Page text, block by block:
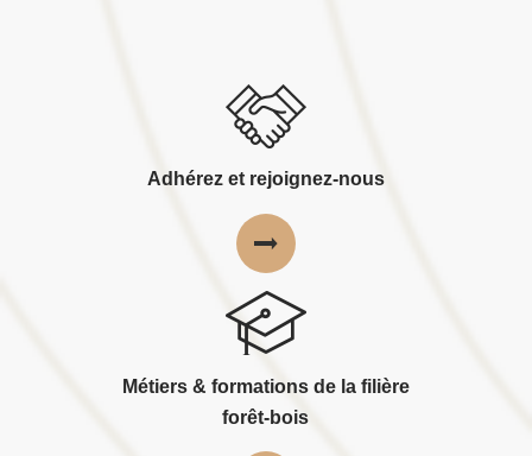
Adhérez et rejoignez-nous
Métiers & formations de la filière
forêt-bois